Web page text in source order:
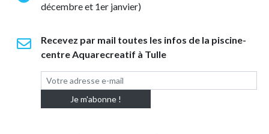
décembre et 1er janvier)
Recevez par mail toutes les infos de la piscine-
centre Aquarecreatif à Tulle